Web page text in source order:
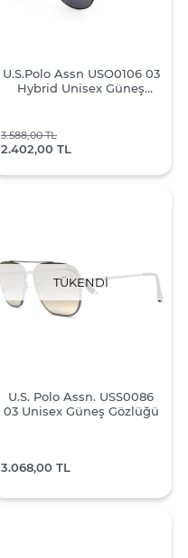
U.S.Polo Assn USO0106 03
Hybrid Unisex Güneş
2.402,00 TL
3.588,00 TL
TÜKENDI
U.S. Polo Assn. USS0086
03 Unisex Güneş Gözlüğü
3.068,00 TL